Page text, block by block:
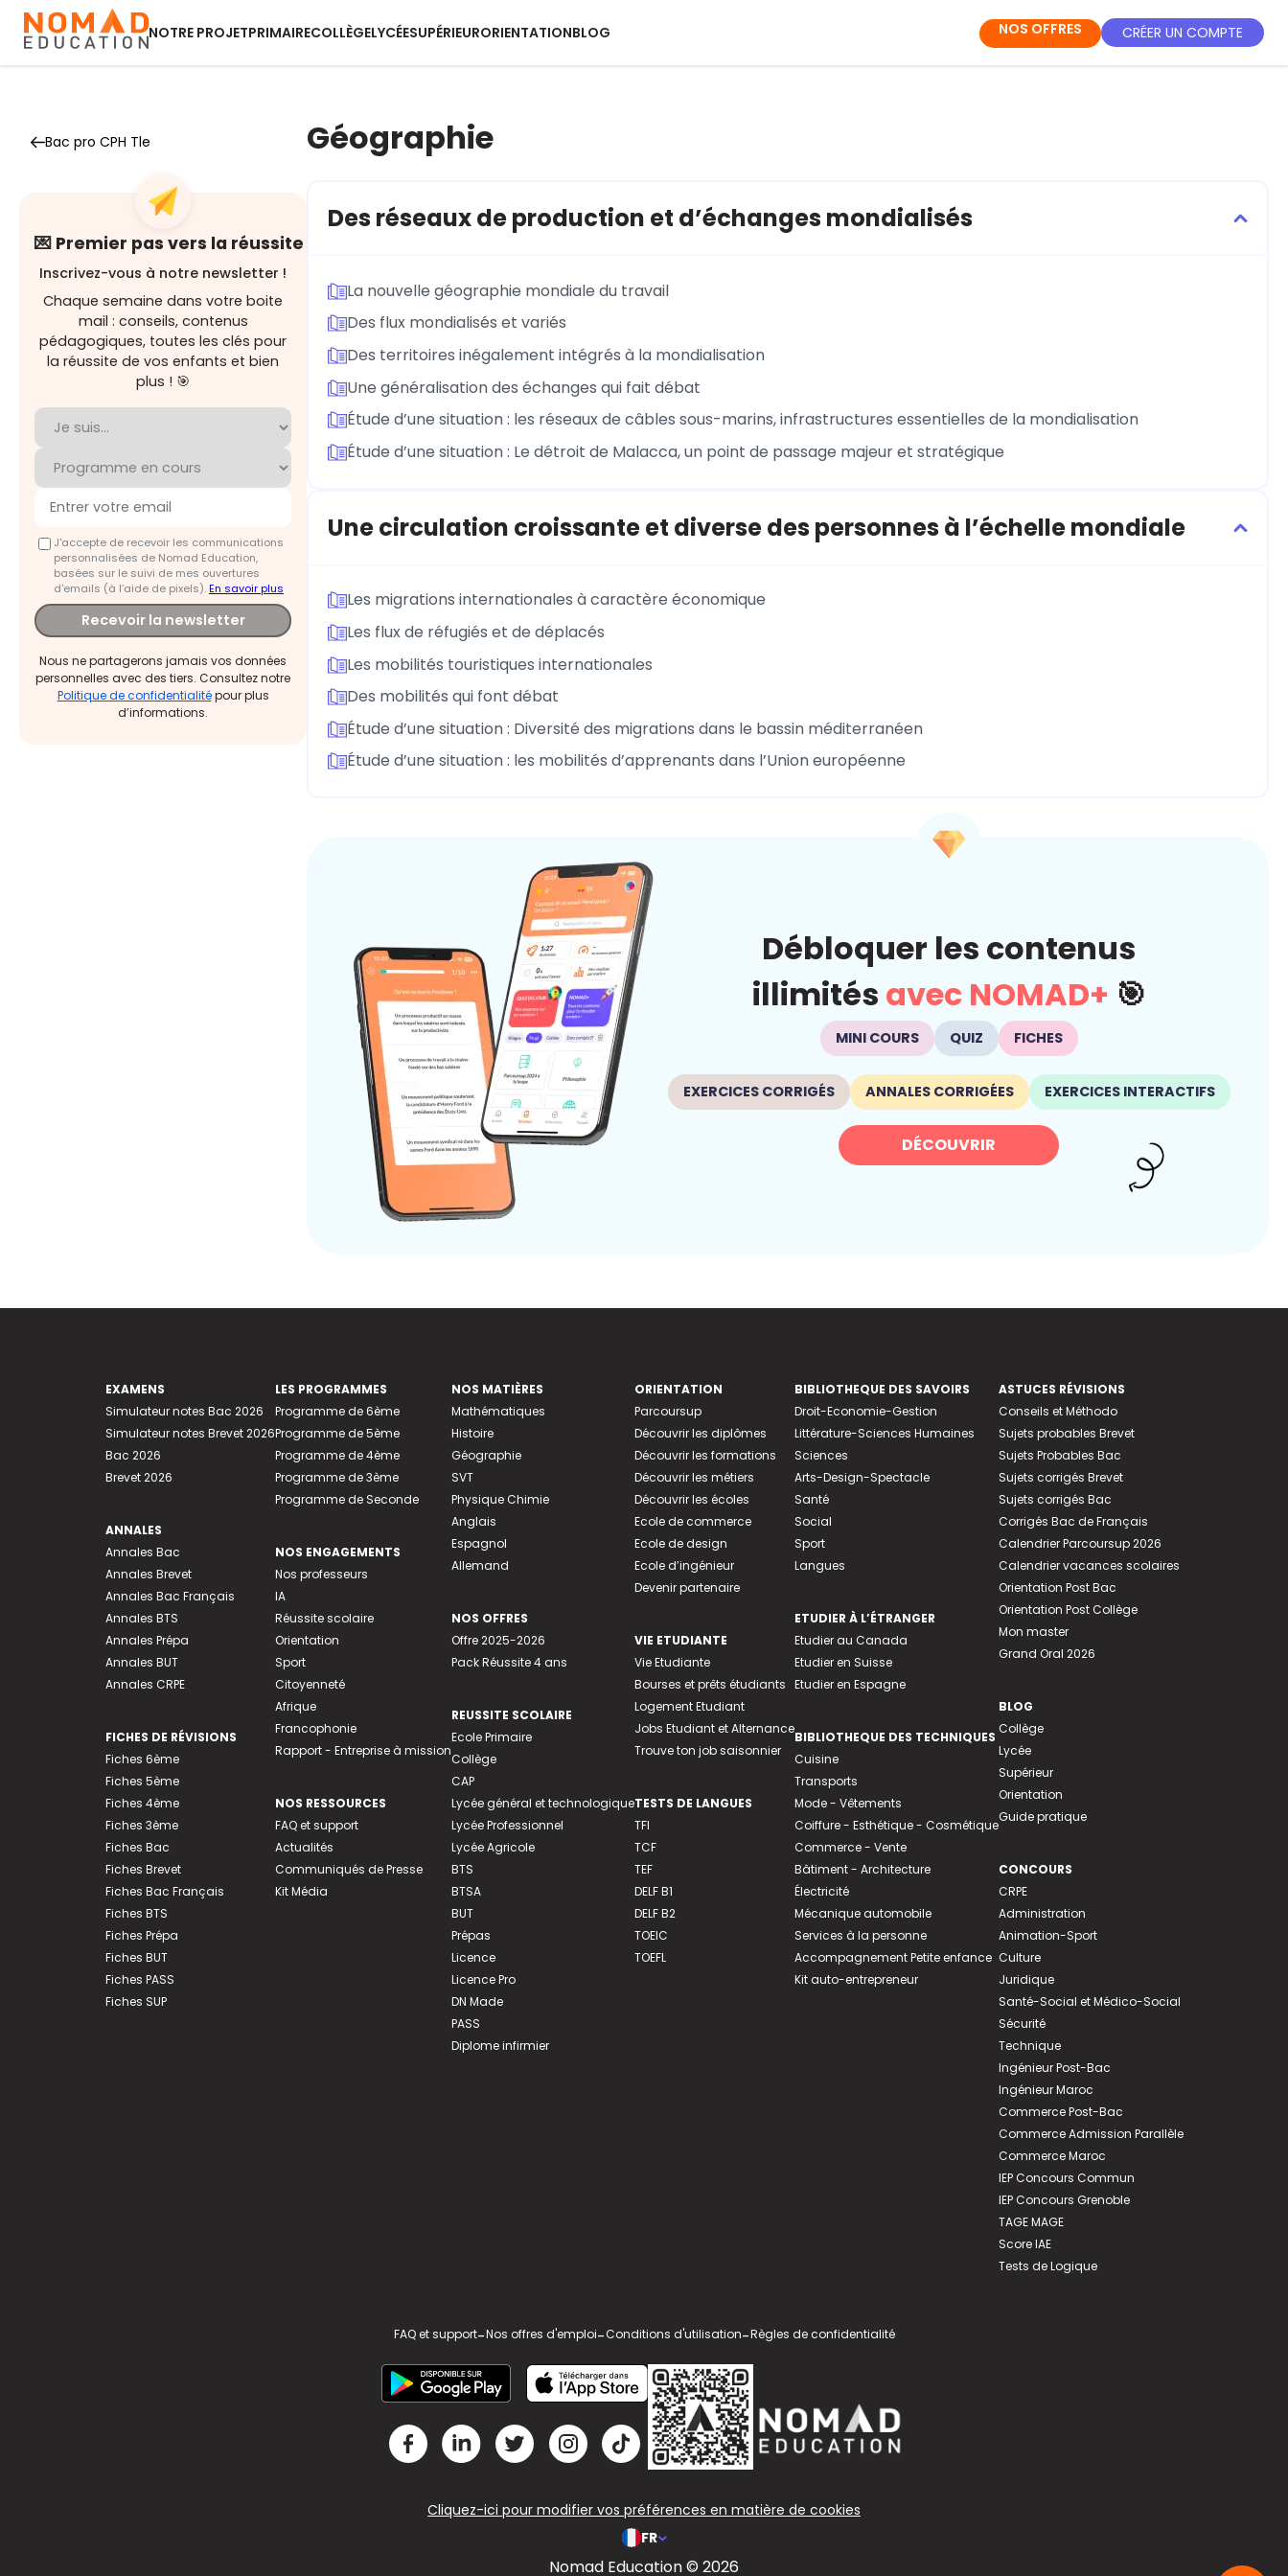
NOTRE PROJETPRIMAIRECOLLÈGELYCÉESUPÉRIEURORIENTATIONBLOG NOS OFFRES CRÉER UN COMPTE
Bac pro CPH Tle
💌 Premier pas vers la réussite
Inscrivez-vous à notre newsletter !
Chaque semaine dans votre boite
mail : conseils, contenus
pédagogiques, toutes les clés pour
la réussite de vos enfants et bien
plus ! 🎯
J'accepte de recevoir les communications
personnalisées de Nomad Education,
basées sur le suivi de mes ouvertures
d'emails (à l’aide de pixels).En savoir plus
Recevoir la newsletter
Nous ne partagerons jamais vos données
personnelles avec des tiers. Consultez notre
Politique de confidentialitépour plus
d’informations.
Géographie
Des réseaux de production et d’échanges mondialisés
La nouvelle géographie mondiale du travail
Des flux mondialisés et variés
Des territoires inégalement intégrés à la mondialisation
Une généralisation des échanges qui fait débat
Étude d’une situation : les réseaux de câbles sous-marins, infrastructures essentielles de la mondialisation
Étude d’une situation : Le détroit de Malacca, un point de passage majeur et stratégique
Une circulation croissante et diverse des personnes à l’échelle mondiale
Les migrations internationales à caractère économique
Les flux de réfugiés et de déplacés
Les mobilités touristiques internationales
Des mobilités qui font débat
Étude d’une situation : Diversité des migrations dans le bassin méditerranéen
Étude d’une situation : les mobilités d’apprenants dans l’Union européenne
Débloquer les contenus
illimités avec NOMAD+ 🎯
MINI COURS QUIZ FICHES
EXERCICES CORRIGÉS ANNALES CORRIGÉES EXERCICES INTERACTIFS
DÉCOUVRIR
EXAMENS
Simulateur notes Bac 2026
Simulateur notes Brevet 2026
Bac 2026
Brevet 2026
ANNALES
Annales Bac
Annales Brevet
Annales Bac Français
Annales BTS
Annales Prépa
Annales BUT
Annales CRPE
FICHES DE RÉVISIONS
Fiches 6ème
Fiches 5ème
Fiches 4ème
Fiches 3ème
Fiches Bac
Fiches Brevet
Fiches Bac Français
Fiches BTS
Fiches Prépa
Fiches BUT
Fiches PASS
Fiches SUP
LES PROGRAMMES
Programme de 6ème
Programme de 5ème
Programme de 4ème
Programme de 3ème
Programme de Seconde
NOS ENGAGEMENTS
Nos professeurs
IA
Réussite scolaire
Orientation
Sport
Citoyenneté
Afrique
Francophonie
Rapport - Entreprise à mission
NOS RESSOURCES
FAQ et support
Actualités
Communiqués de Presse
Kit Média
NOS MATIÈRES
Mathématiques
Histoire
Géographie
SVT
Physique Chimie
Anglais
Espagnol
Allemand
NOS OFFRES
Offre 2025-2026
Pack Réussite 4 ans
REUSSITE SCOLAIRE
Ecole Primaire
Collège
CAP
Lycée général et technologique
Lycée Professionnel
Lycée Agricole
BTS
BTSA
BUT
Prépas
Licence
Licence Pro
DN Made
PASS
Diplome infirmier
ORIENTATION
Parcoursup
Découvrir les diplômes
Découvrir les formations
Découvrir les métiers
Découvrir les écoles
Ecole de commerce
Ecole de design
Ecole d’ingénieur
Devenir partenaire
VIE ETUDIANTE
Vie Etudiante
Bourses et prêts étudiants
Logement Etudiant
Jobs Etudiant et Alternance
Trouve ton job saisonnier
TESTS DE LANGUES
TFI
TCF
TEF
DELF B1
DELF B2
TOEIC
TOEFL
BIBLIOTHEQUE DES SAVOIRS
Droit-Economie-Gestion
Littérature-Sciences Humaines
Sciences
Arts-Design-Spectacle
Santé
Social
Sport
Langues
ETUDIER À L’ÉTRANGER
Etudier au Canada
Etudier en Suisse
Etudier en Espagne
BIBLIOTHEQUE DES TECHNIQUES
Cuisine
Transports
Mode - Vêtements
Coiffure - Esthétique - Cosmétique
Commerce - Vente
Bâtiment - Architecture
Électricité
Mécanique automobile
Services à la personne
Accompagnement Petite enfance
Kit auto-entrepreneur
ASTUCES RÉVISIONS
Conseils et Méthodo
Sujets probables Brevet
Sujets Probables Bac
Sujets corrigés Brevet
Sujets corrigés Bac
Corrigés Bac de Français
Calendrier Parcoursup 2026
Calendrier vacances scolaires
Orientation Post Bac
Orientation Post Collège
Mon master
Grand Oral 2026
BLOG
Collège
Lycée
Supérieur
Orientation
Guide pratique
CONCOURS
CRPE
Administration
Animation-Sport
Culture
Juridique
Santé-Social et Médico-Social
Sécurité
Technique
Ingénieur Post-Bac
Ingénieur Maroc
Commerce Post-Bac
Commerce Admission Parallèle
Commerce Maroc
IEP Concours Commun
IEP Concours Grenoble
TAGE MAGE
Score IAE
Tests de Logique
FAQ et support-Nos offres d'emploi-Conditions d'utilisation-Règles de confidentialité
Cliquez-ici pour modifier vos préférences en matière de cookies
FR
Nomad Education © 2026